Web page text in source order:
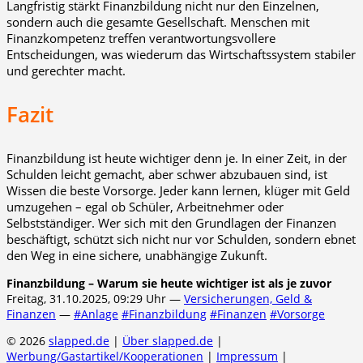
Langfristig stärkt Finanzbildung nicht nur den Einzelnen,
sondern auch die gesamte Gesellschaft. Menschen mit
Finanzkompetenz treffen verantwortungsvollere
Entscheidungen, was wiederum das Wirtschaftssystem stabiler
und gerechter macht.
Fazit
Finanzbildung ist heute wichtiger denn je. In einer Zeit, in der
Schulden leicht gemacht, aber schwer abzubauen sind, ist
Wissen die beste Vorsorge. Jeder kann lernen, klüger mit Geld
umzugehen – egal ob Schüler, Arbeitnehmer oder
Selbstständiger. Wer sich mit den Grundlagen der Finanzen
beschäftigt, schützt sich nicht nur vor Schulden, sondern ebnet
den Weg in eine sichere, unabhängige Zukunft.
Finanzbildung – Warum sie heute wichtiger ist als je zuvor
Freitag, 31.10.2025, 09:29 Uhr — Versicherungen, Geld &
Finanzen — #Anlage #Finanzbildung #Finanzen #Vorsorge
© 2026 slapped.de | Über slapped.de |
Werbung/Gastartikel/Kooperationen | Impressum |